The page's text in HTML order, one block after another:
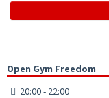
Open Gym Freedom
20:00 - 22:00